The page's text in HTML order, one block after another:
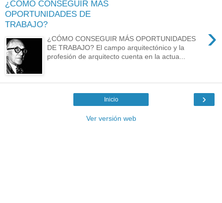
¿CÓMO CONSEGUIR MÁS
OPORTUNIDADES DE
TRABAJO?
›
¿CÓMO CONSEGUIR MÁS OPORTUNIDADES
DE TRABAJO? El campo arquitectónico y la
profesión de arquitecto cuenta en la actua...
›
Inicio
Ver versión web